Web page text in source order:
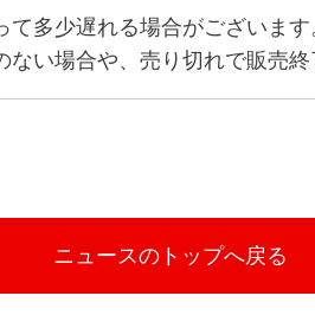
多少遅れる場合がございます
い場合や、売り切れで販売終
ニュースのトップへ戻る